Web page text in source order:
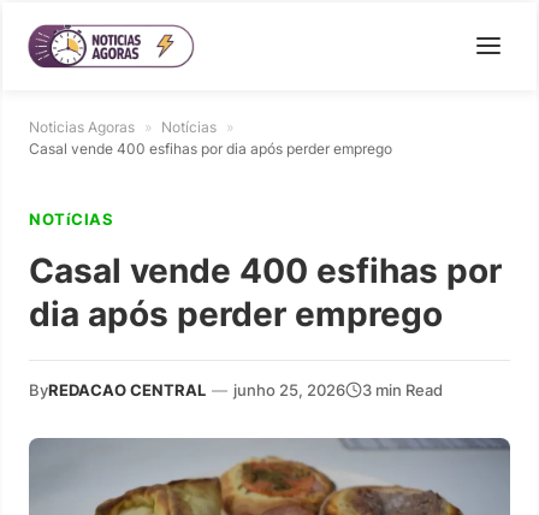
Noticias Agoras » Notícias »
Casal vende 400 esfihas por dia após perder emprego
NOTíCIAS
Casal vende 400 esfihas por
dia após perder emprego
ByREDACAO CENTRAL — junho 25, 2026 3 min Read